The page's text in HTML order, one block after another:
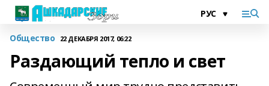
Общество 22 ДЕКАБРЯ 2017, 06:22
Раздающий тепло и свет